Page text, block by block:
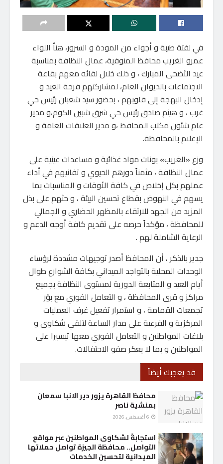
في لفتة طيبة و أجواء من المودة و السرور، هنأ اللواء
عمرو الغريب محافظ المنوفية، عمال النظافة بمناسبة
عيد الأضحى المبارك ، و ذلك خلال لقائه معهم بقاعة
الاجتماعات بالديوان العام، لمشاركتهم فرحة العيد و
إدخال البهجة إلى قلوبهم ، بحضور سيد شعبان رئيس حي
غرب ، و هيثم صادق رئيس حي شرق شبين الكوم،و مدير
عام شئون مكتب المحافظ ،و مدير العلاقات العامة و
الإعلام بالمحافظة.
وزع «الغريب» بونات مواد غذائية و مساعدات عينية على
عمال النظافة ، مثمناً دورهم الحيوي و تفانيهم في أداء
عملهم بكل إخلاص في كافة الأوقات و المناسبات بما
يسهم في النهوض بقطاع تحسين البيئة ، و حثهم على بذل
المزيد من الجهد للارتقاء بالمظهر الحضاري و الجمالي
للمحافظة ، مؤكداً حرصه على تقديم كافة أوجه الدعم و
الرعاية الشاملة لهم .
جدير بالذكر ، أن المحافظ أصدر توجيهات مشددة لرؤساء
الوحدات المحلية بالتواجد الميداني بكافة الشوارع طوال
أيام العيد و المتابعة الدورية لمستوى النظافة بجميع
مراكز و قرى المحافظة ، و التعامل الفوري مع بؤر
تجمعات القمامة ، و استمرار تفعيل غرف العمليات
المركزية و الفرعية على مدار الساعة لتلقي شكاوى و
بلاغات المواطنين و التعامل الفوري معها تيسيرا على
المواطنين و بما لا يعكر صفو الاحتفالات.
قد يعجبك أيضاً
محافظ القاهرة يزور دير الانبا سمعان
بمنشية ناصر
استجابةً لشكاوى المواطنين عبر مواقع
التواصل.. محافظة الجيزة تواصل حملاتها
الميدانية لتحسين الخدمات